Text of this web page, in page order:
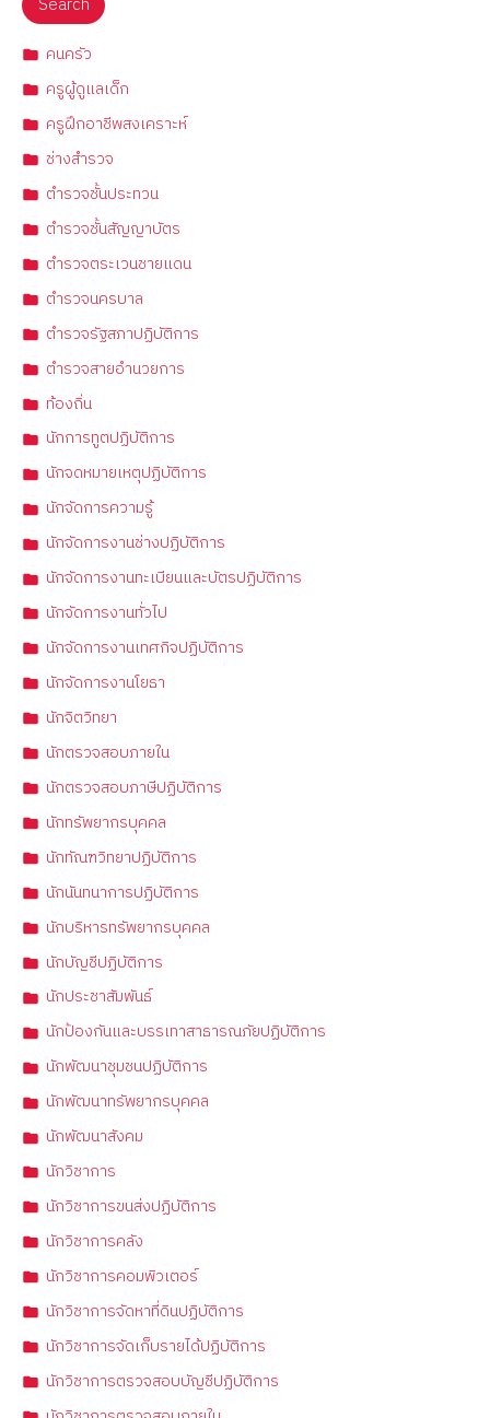
คนครัว
ครูผู้ดูแลเด็ก
ครูฝึกอาชีพสงเคราะห์
ช่างสำรวจ
ตำรวจชั้นประทวน
ตำรวจชั้นสัญญาบัตร
ตำรวจตระเวนชายแดน
ตำรวจนครบาล
ตำรวจรัฐสภาปฏิบัติการ
ตำรวจสายอำนวยการ
ท้องถิ่น
นักการทูตปฏิบัติการ
นักจดหมายเหตุปฏิบัติการ
นักจัดการความรู้
นักจัดการงานช่างปฏิบัติการ
นักจัดการงานทะเบียนและบัตรปฏิบัติการ
นักจัดการงานทั่วไป
นักจัดการงานเทศกิจปฏิบัติการ
นักจัดการงานโยธา
นักจิตวิทยา
นักตรวจสอบภายใน
นักตรวจสอบภาษีปฏิบัติการ
นักทรัพยากรบุคคล
นักทัณฑวิทยาปฏิบัติการ
นักนันทนาการปฏิบัติการ
นักบริหารทรัพยากรบุคคล
นักบัญชีปฏิบัติการ
นักประชาสัมพันธ์
นักป้องกันและบรรเทาสาธารณภัยปฏิบัติการ
นักพัฒนาชุมชนปฏิบัติการ
นักพัฒนาทรัพยากรบุคคล
นักพัฒนาสังคม
นักวิชาการ
นักวิชาการขนส่งปฏิบัติการ
นักวิชาการคลัง
นักวิชาการคอมพิวเตอร์
นักวิชาการจัดหาที่ดินปฏิบัติการ
นักวิชาการจัดเก็บรายได้ปฏิบัติการ
นักวิชาการตรวจสอบบัญชีปฏิบัติการ